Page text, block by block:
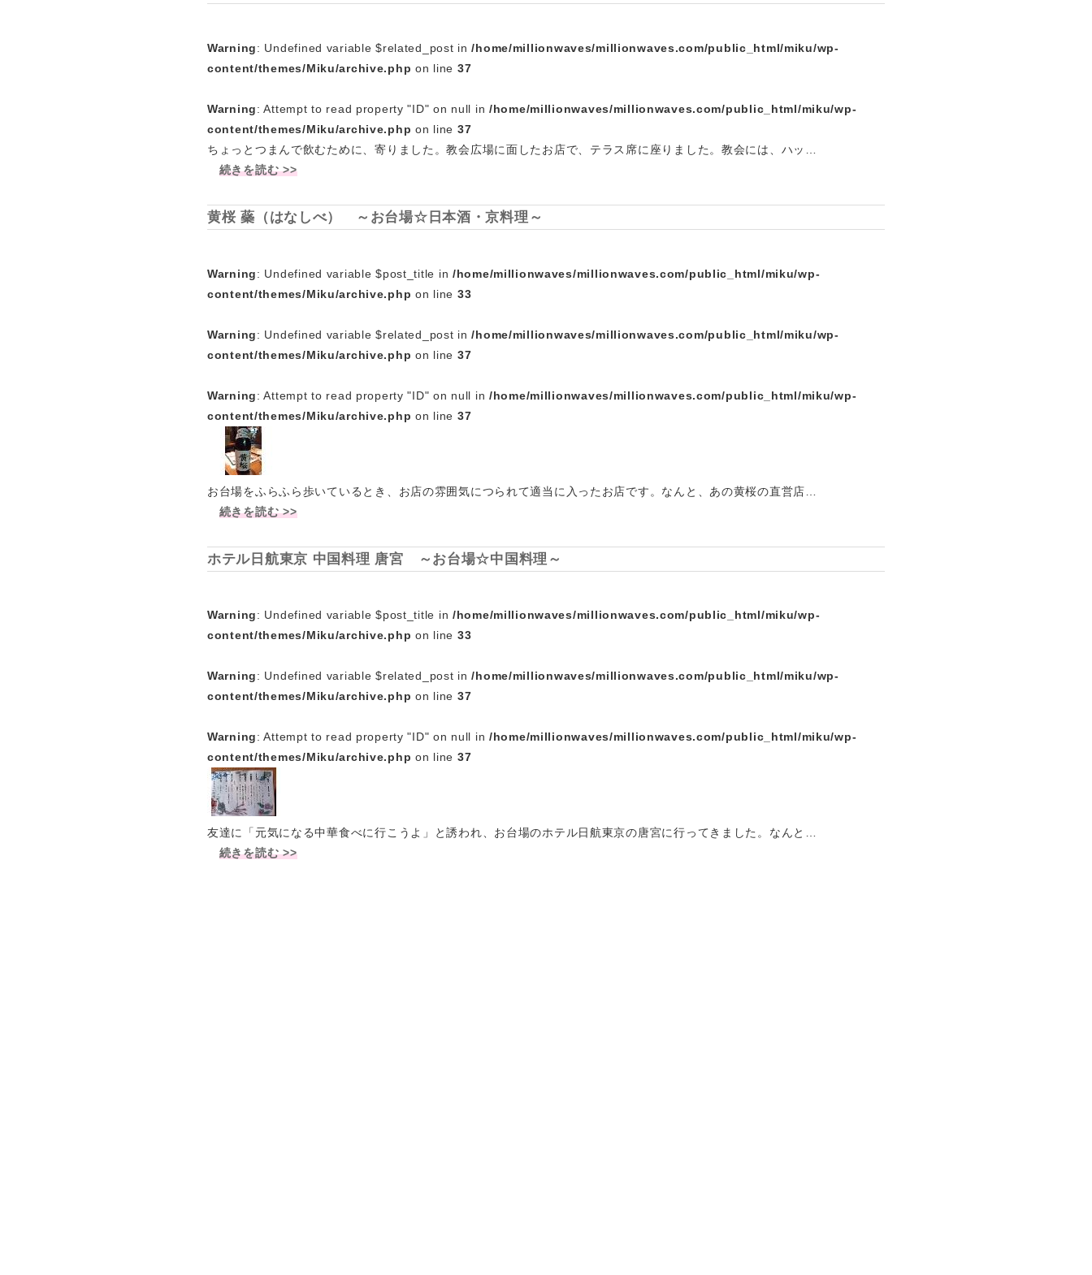
Warning: Undefined variable $related_post in/home/millionwaves/millionwaves.com/public_html/miku/wp-
content/themes/Miku/archive.php on line 37
Warning: Attempt to read property "ID" on null in/home/millionwaves/millionwaves.com/public_html/miku/wp-
content/themes/Miku/archive.php on line 37
ちょっとつまんで飲むために、寄りました。教会広場に面したお店で、テラス席に座りました。教会には、ハッ…
続きを読む >>
黄桜 蘂（はなしべ） ～お台場☆日本酒・京料理～
Warning: Undefined variable $post_title in /home/millionwaves/millionwaves.com/public_html/miku/wp-
content/themes/Miku/archive.php on line 33
Warning: Undefined variable $related_post in/home/millionwaves/millionwaves.com/public_html/miku/wp-
content/themes/Miku/archive.php on line 37
Warning: Attempt to read property "ID" on null in/home/millionwaves/millionwaves.com/public_html/miku/wp-
content/themes/Miku/archive.php on line 37
お台場をふらふら歩いているとき、お店の雰囲気につられて適当に入ったお店です。なんと、あの黄桜の直営店…
続きを読む >>
ホテル日航東京 中国料理 唐宮 ～お台場☆中国料理～
Warning: Undefined variable $post_title in /home/millionwaves/millionwaves.com/public_html/miku/wp-
content/themes/Miku/archive.php on line 33
Warning: Undefined variable $related_post in/home/millionwaves/millionwaves.com/public_html/miku/wp-
content/themes/Miku/archive.php on line 37
Warning: Attempt to read property "ID" on null in/home/millionwaves/millionwaves.com/public_html/miku/wp-
content/themes/Miku/archive.php on line 37
友達に「元気になる中華食べに行こうよ」と誘われ、お台場のホテル日航東京の唐宮に行ってきました。なんと…
続きを読む >>